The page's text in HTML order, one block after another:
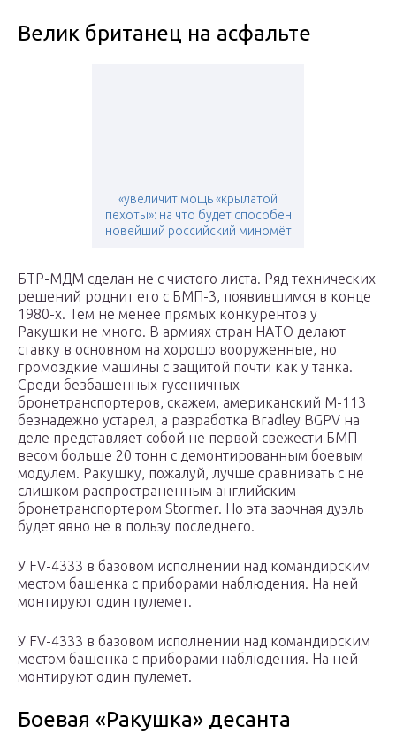
Велик британец на асфальте
«увеличит мощь «крылатой
пехоты»: на что будет способен
новейший российский миномёт
БТР-МДМ сделан не с чистого листа. Ряд технических
решений роднит его с БМП-3, появившимся в конце
1980-х. Тем не менее прямых конкурентов у
Ракушки не много. В армиях стран НАTO делают
ставку в основном на хорошо вооруженные, но
громоздкие машины с защитой почти как у танка.
Среди безбашенных гусеничных
бронетранспортеров, скажем, американский M-113
безнадежно устарел, а разработка Bradley BGPV на
деле представляет собой не первой свежести БМП
весом больше 20 тонн с демонтированным боевым
модулем. Ракушку, пожалуй, лучше сравнивать с не
слишком распространенным английским
бронетранспортером Stormer. Но эта заочная дуэль
будет явно не в пользу последнего.
У FV-4333 в базовом исполнении над командирским
местом башенка с приборами наблюдения. На ней
монтируют один пулемет.
У FV-4333 в базовом исполнении над командирским
местом башенка с приборами наблюдения. На ней
монтируют один пулемет.
Боевая «Ракушка» десанта